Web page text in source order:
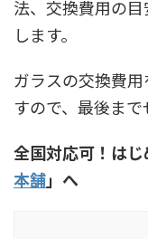
法、交換費用の
します。
ガラスの交換費
すので、最後まで
全国対応可！は
本舗」へ